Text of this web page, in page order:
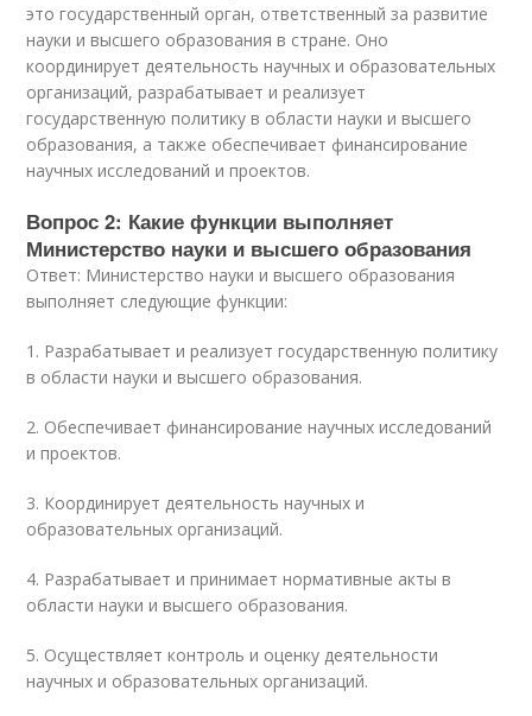
это государственный орган, ответственный за развитие
науки и высшего образования в стране. Оно
координирует деятельность научных и образовательных
организаций, разрабатывает и реализует
государственную политику в области науки и высшего
образования, а также обеспечивает финансирование
научных исследований и проектов.
Вопрос 2: Какие функции выполняет
Министерство науки и высшего образования
Ответ: Министерство науки и высшего образования
выполняет следующие функции:
1. Разрабатывает и реализует государственную политику
в области науки и высшего образования.
2. Обеспечивает финансирование научных исследований
и проектов.
3. Координирует деятельность научных и
образовательных организаций.
4. Разрабатывает и принимает нормативные акты в
области науки и высшего образования.
5. Осуществляет контроль и оценку деятельности
научных и образовательных организаций.